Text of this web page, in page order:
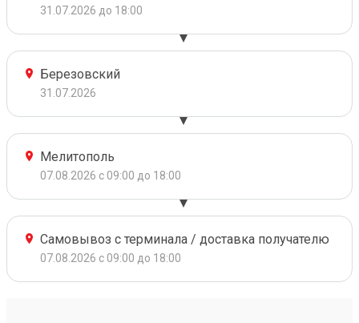
31.07.2026 до 18:00
Березовский
31.07.2026
Мелитополь
07.08.2026 с 09:00 до 18:00
Самовывоз с терминала / доставка получателю
07.08.2026 с 09:00 до 18:00